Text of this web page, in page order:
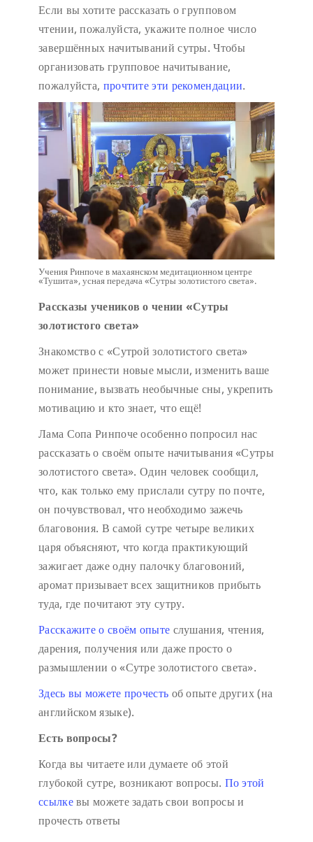
Если вы хотите рассказать о групповом
чтении, пожалуйста, укажите полное число
завершённых начитываний сутры. Чтобы
организовать групповое начитывание,
пожалуйста, прочтите эти рекомендации.
Учения Ринпоче в махаянском медитационном центре
«Тушита», усная передача «Сутры золотистого света».
Рассказы учеников о чении «Сутры
золотистого света»
Знакомство с «Сутрой золотистого света»
может принести новые мысли, изменить ваше
понимание, вызвать необычные сны, укрепить
мотивацию и кто знает, что ещё!
Лама Сопа Ринпоче особенно попросил нас
рассказать о своём опыте начитывания «Сутры
золотистого света». Один человек сообщил,
что, как только ему прислали сутру по почте,
он почувствовал, что необходимо зажечь
благовония. В самой сутре четыре великих
царя объясняют, что когда практикующий
зажигает даже одну палочку благовоний,
аромат призывает всех защитников прибыть
туда, где почитают эту сутру.
Расскажите о своём опыте слушания, чтения,
дарения, получения или даже просто о
размышлении о «Сутре золотистого света».
Здесь вы можете прочесть об опыте других (на
английском языке).
Есть вопросы?
Когда вы читаете или думаете об этой
глубокой сутре, возникают вопросы. По этой
ссылкевы можете задать свои вопросы и
прочесть ответы